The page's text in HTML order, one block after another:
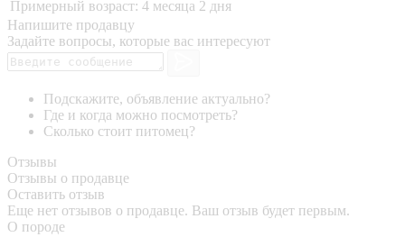
Примерный возраст: 4 месяца 2 дня
Напишите продавцу
Задайте вопросы, которые вас интересуют
Подскажите, объявление актуально?
Где и когда можно посмотреть?
Сколько стоит питомец?
Отзывы
Отзывы о продавце
Оставить отзыв
Еще нет отзывов о продавце. Ваш отзыв будет первым.
О породе